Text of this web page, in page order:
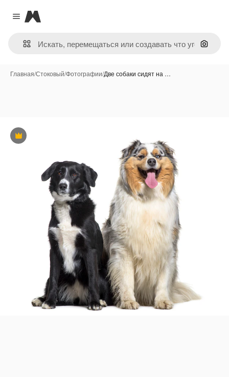
Close menu
Magnific
Поиск
Главная/Стоковый/Фотографии/Две собаки сидят на …
Премиум